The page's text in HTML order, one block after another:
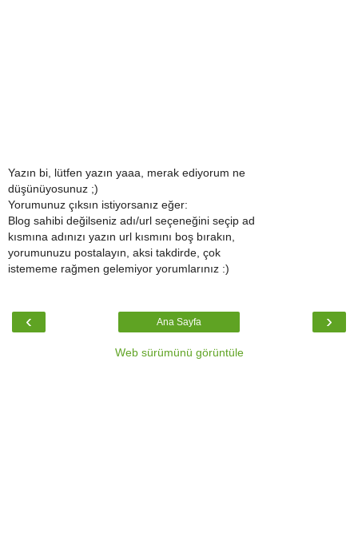
Yazın bi, lütfen yazın yaaa, merak ediyorum ne
düşünüyosunuz ;)
Yorumunuz çıksın istiyorsanız eğer:
Blog sahibi değilseniz adı/url seçeneğini seçip ad
kısmına adınızı yazın url kısmını boş bırakın,
yorumunuzu postalayın, aksi takdirde, çok
istememe rağmen gelemiyor yorumlarınız :)
‹ ›
Ana Sayfa
Web sürümünü görüntüle